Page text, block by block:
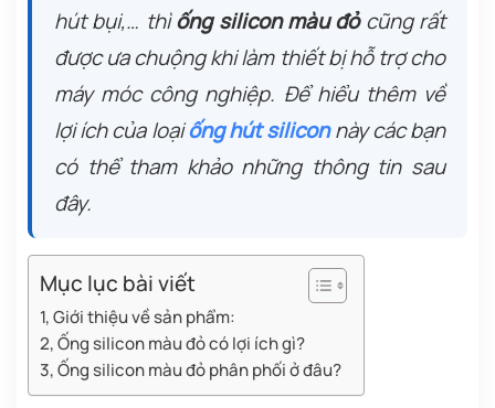
hút bụi,… thìống siliconmàu đỏcũng rất
được ưa chuộng khi làm thiết bị hỗ trợ cho
máy móc công nghiệp. Để hiểu thêm về
lợi ích của loạiống hút siliconnày các bạn
có thể tham khảo những thông tin sau
đây.
Mục lục bài viết
1, Giới thiệu về sản phẩm:
2, Ống silicon màu đỏ có lợi ích gì?
3, Ống silicon màu đỏ phân phối ở đâu?